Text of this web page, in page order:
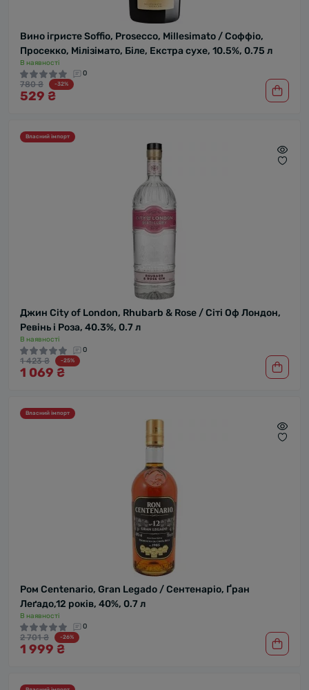
Вино ігристе Soffio, Prosecco, Millesimato / Соффіо,
Просекко, Мілізімато, Біле, Екстра сухе, 10.5%, 0.75 л
В наявності
0
780 ₴ -32%
529 ₴
Власний імпорт
Джин City of London, Rhubarb & Rose / Сіті Оф Лондон,
Ревінь і Роза, 40.3%, 0.7 л
В наявності
0
1 423 ₴ -25%
1 069 ₴
Власний імпорт
Ром Centenario, Gran Legado / Сентенаріо, Ґран
Леґадо,12 років, 40%, 0.7 л
В наявності
0
2 701 ₴ -26%
1 999 ₴